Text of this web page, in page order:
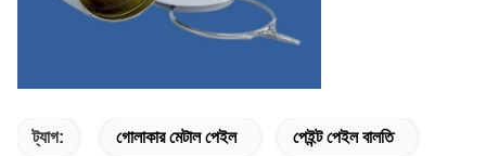
ট্যাগ: গোলাকার মেটাল পেইল পেইন্ট পেইল বালতি